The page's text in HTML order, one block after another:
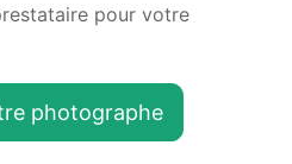
pour votre
photographe